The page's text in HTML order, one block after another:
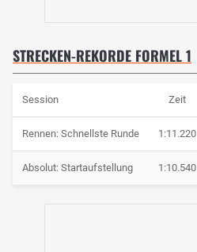
STRECKEN-REKORDE FORMEL 1
Session Zeit
Rennen: Schnellste Runde 1:11.220
Absolut: Startaufstellung 1:10.540